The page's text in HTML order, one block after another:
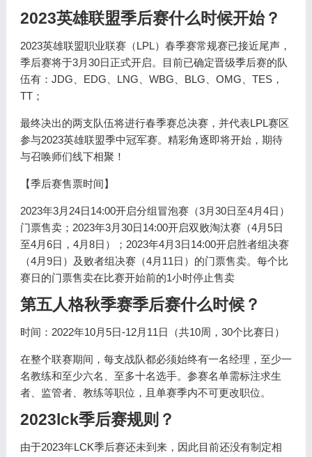
2023英雄联盟季后赛什么时候开始？
2023英雄联盟职业联赛（LPL）春季赛常规赛已接近尾声，
季后赛将于3月30日正式开启。目前已确定晋级季后赛的队
伍有：JDG、EDG、LNG、WBG、BLG、OMG、TES，
TT；
最终决出的两支队伍将进行春季赛总决赛，并代表LPL赛区
参与2023英雄联盟季中冠军赛。精彩角逐即将开始，期待
与召唤师们线下相聚！
【季后赛售票时间】
2023年3月24日14:00开启分组冒泡赛（3月30日至4月4日）
门票售卖；2023年3月30日14:00开启双败淘汰赛（4月5日
至4月6日，4月8日）；2023年4月3日14:00开启胜者组决赛
（4月9日）及败者组决赛（4月11日）的门票售卖。每个比
赛日的门票售卖在比赛开始前的1小时停止售卖
第五人格秋季赛季后赛什么时候？
时间：2022年10月5日-12月11日（共10周，30个比赛日）
在整个联赛期间，每支战队都必须始终有一名经理，至少一
名教练和至少六名、至多十名选手。参赛名单需标注求生
者、监管者、教练等职位，且单赛季内不可更改职位。
2023lck季后赛规则？
由于2023年LCK季后赛还未到来，因此目前还没有制定相